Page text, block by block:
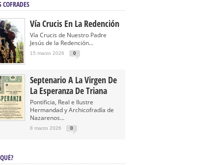
COFRADES
Vía Crucis En La Redención
Vía Crucis de Nuestro Padre
Jesús de la Redención...
15 marzo 2026 0
Septenario A La Virgen De
La Esperanza De Triana
Pontificia, Real e Ilustre
Hermandad y Archicofradía de
Nazarenos...
8 marzo 2026 0